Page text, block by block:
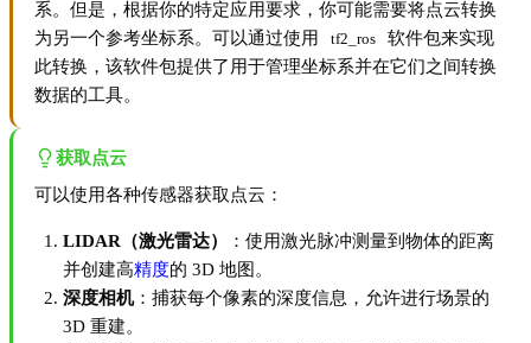
系。但是，根据你的特定应用要求，你可能需要将点云转换
为另一个参考坐标系。可以通过使用
tf2_ros
软件包来实现
此转换，该软件包提供了用于管理坐标系并在它们之间转换
数据的工具。
获取点云
可以使用各种传感器获取点云：
LIDAR（激光雷达）
：使用激光脉冲测量到物体的距离
并创建高精度的 3D 地图。
深度相机：捕获每个像素的深度信息，允许进行场景的
3D 重建。